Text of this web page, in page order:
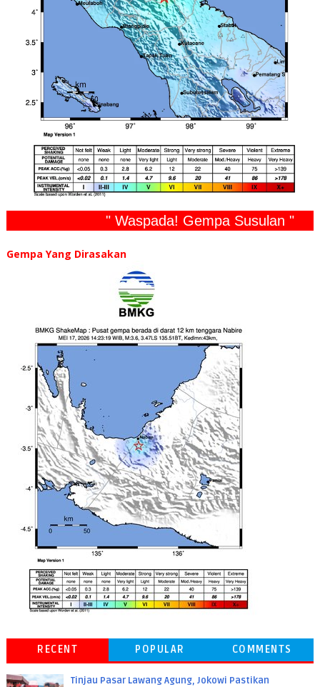
" Waspada! Gempa Susulan "
Gempa Yang Dirasakan
RECENT POPULAR COMMENTS
Tinjau Pasar Lawang Agung, Jokowi Pastikan